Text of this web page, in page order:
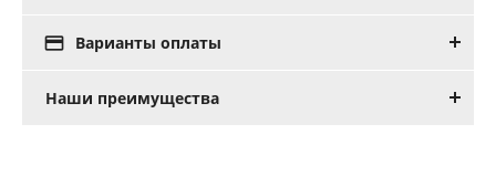
 Варианты оплаты
Наши преимущества